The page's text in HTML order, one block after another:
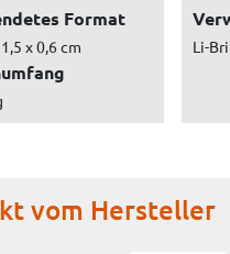
Format
x 0,6 cm Li-
vom Hersteller